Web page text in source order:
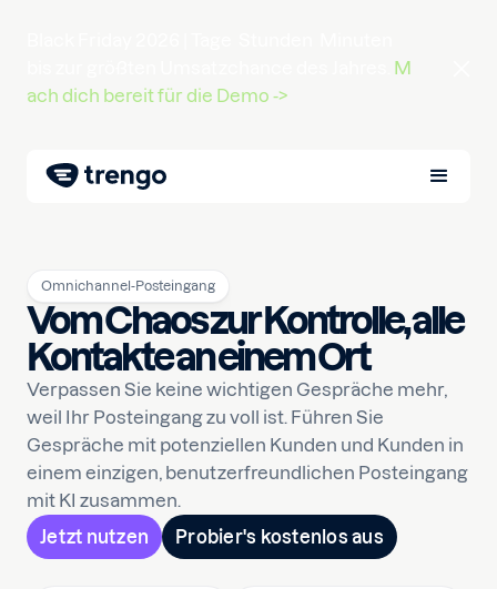
M
ach dich bereit für die Demo ->
Omnichannel-Posteingang
Vom Chaos zur Kontrolle, alle
Kontakte an einem Ort
Verpassen Sie keine wichtigen Gespräche mehr,
weil Ihr Posteingang zu voll ist. Führen Sie
Gespräche mit potenziellen Kunden und Kunden in
einem einzigen, benutzerfreundlichen Posteingang
mit KI zusammen.
Jetzt nutzen
Probier's kostenlos aus